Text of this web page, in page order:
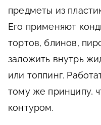
предметы из
Его применяют
тортов, блинов,
заложить внутрь
или топпинг.
тому же принципу,
контуром.